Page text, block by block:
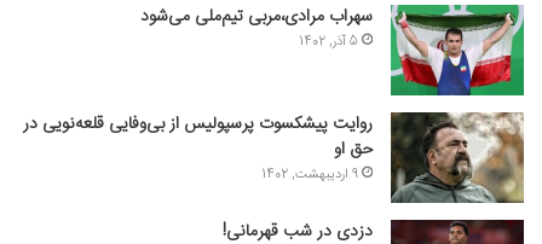
سهراب مرادی،مربی تیم‌ملی می‌شود
5 آذر, 1402
روایت پیشکسوت پرسپولیس از بی‌وفایی قلعه‌نویی در
حق او
9 اردیبهشت, 1402
دزدی در شب قهرمانی!